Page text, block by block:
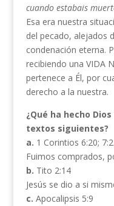
cuando estabais
Esa era nuestra
del pecado, alejados
condenación eterna.
recibiendo una VIDA
pertenece a Él, por
derecho a la nuestra.
¿Qué ha hecho
textos siguientes?
a. 1 Corintios 6:20;
Fuimos comprados,
b. Tito 2:14
Jesús se dio a si
c. Apocalipsis 5:9